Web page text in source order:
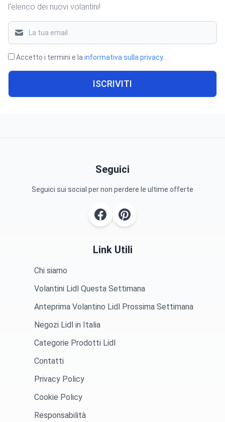
l'elenco dei nuovi volantini!
Accetto i termini e la informativa sulla privacy.
ISCRIVITI
Seguici
Seguici sui social per non perdere le ultime offerte
Link Utili
Chi siamo
Volantini Lidl Questa Settimana
Anteprima Volantino Lidl Prossima Settimana
Negozi Lidl in Italia
Categorie Prodotti Lidl
Contatti
Privacy Policy
Cookie Policy
Responsabilità